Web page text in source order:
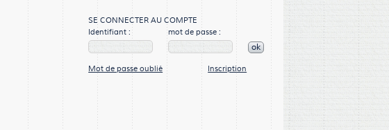
SE CONNECTER AU COMPTE
Identifiant :
mot de passe :
ok
Mot de passe oublié Inscription